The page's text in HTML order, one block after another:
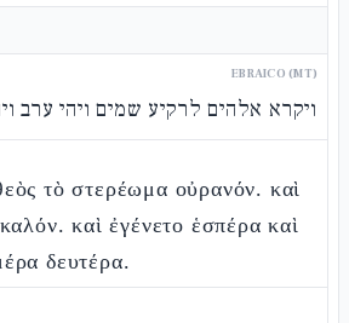
EBRAICO (MT)
ויקרא אלהים לרקיע שמים ויהי ערב
τὸ στερέωμα οὐρανόν. καὶ
καὶ ἐγένετο ἑσπέρα καὶ
δευτέρα.